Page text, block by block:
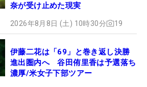
奈が受け止めた現実
2026年8月8日 (土) 10時30分 19
伊藤二花は「69」と巻き返し決勝
進出圏内へ 谷田侑里香は予選落ち
濃厚/米女子下部ツアー